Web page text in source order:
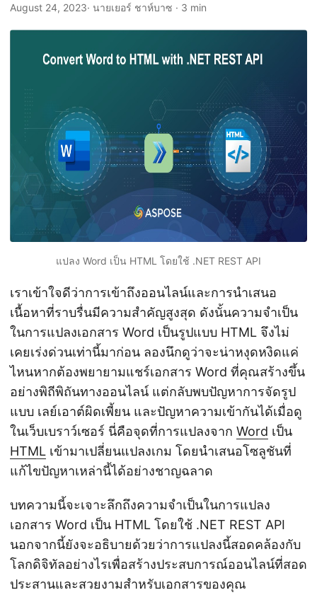
n
August 24, 2023· นายเยอร์ ชาห์บาซ · 3 min
แปลง Word เป็น HTML โดยใช้ .NET REST API
เราเข้าใจดีว่าการเข้าถึงออนไลน์และการนำเสนอ
เนื้อหาที่ราบรื่นมีความสำคัญสูงสุด ดังนั้นความจำเป็น
ในการแปลงเอกสาร Word เป็นรูปแบบ HTML จึงไม่
เคยเร่งด่วนเท่านี้มาก่อน ลองนึกดูว่าจะน่าหงุดหงิดแค่
ไหนหากต้องพยายามแชร์เอกสาร Word ที่คุณสร้างขึ้น
อย่างพิถีพิถันทางออนไลน์ แต่กลับพบปัญหาการจัดรูป
แบบ เลย์เอาต์ผิดเพี้ยน และปัญหาความเข้ากันได้เมื่อดู
ในเว็บเบราว์เซอร์ นี่คือจุดที่การแปลงจาก Word เป็น
HTML เข้ามาเปลี่ยนแปลงเกม โดยนำเสนอโซลูชันที่
แก้ไขปัญหาเหล่านี้ได้อย่างชาญฉลาด
บทความนี้จะเจาะลึกถึงความจำเป็นในการแปลง
เอกสาร Word เป็น HTML โดยใช้ .NET REST API
นอกจากนี้ยังจะอธิบายด้วยว่าการแปลงนี้สอดคล้องกับ
โลกดิจิทัลอย่างไรเพื่อสร้างประสบการณ์ออนไลน์ที่สอด
ประสานและสวยงามสำหรับเอกสารของคุณ